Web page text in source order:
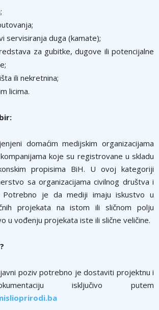
servisiranja duga (kamate);
za gubitke, dugove ili potencijalne
ili nekretnina;
licima.
domaćim medijskim organizacijama
koje su registrovane u skladu
propisima BiH. U ovoj kategoriji
sa organizacijama civilnog društva i
Potrebno je da mediji imaju iskustvo u
projekata na istom ili sličnom polju
u vođenju projekata iste ili slične veličine.
poziv potrebno je dostaviti projektnu i
isključivo putem